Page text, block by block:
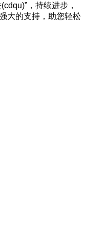
，持续进步，
大的支持，助您轻松